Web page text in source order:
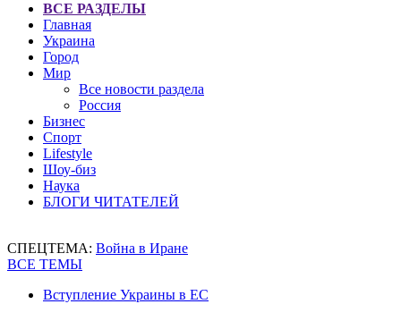
ВСЕ РАЗДЕЛЫ
Главная
Украина
Город
Мир
Все новости раздела
Россия
Бизнес
Спорт
Lifestyle
Шоу-биз
Наука
БЛОГИ ЧИТАТЕЛЕЙ
СПЕЦТЕМА: Война в Иране
ВСЕ ТЕМЫ
Вступление Украины в ЕС